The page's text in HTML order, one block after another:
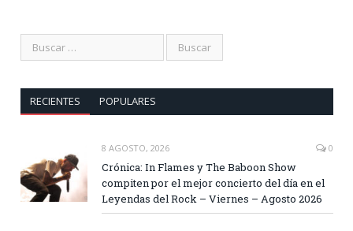
RECIENTES POPULARES
8 AGOSTO, 2026 0
Crónica: In Flames y The Baboon Show
compiten por el mejor concierto del día en el
Leyendas del Rock – Viernes – Agosto 2026